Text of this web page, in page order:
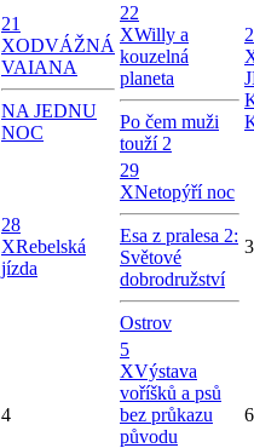
21
XODVÁŽNÁ
VAIANA
NA JEDNU
NOC
22
XWilly a
kouzelná
planeta
Po čem muži
touží 2
28
XRebelská
jízda
29
XNetopýří noc
Esa z pralesa 2:
Světové
dobrodružství
Ostrov
4
5
XVýstava
voříšků a psů
bez průkazu
původu
6